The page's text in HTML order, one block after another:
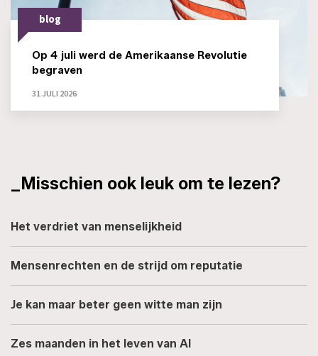
blog
Op 4 juli werd de Amerikaanse Revolutie
begraven
31 JULI 2026
_Misschien ook leuk om te lezen?
Het verdriet van menselijkheid
Mensenrechten en de strijd om reputatie
Je kan maar beter geen witte man zijn
Zes maanden in het leven van AI